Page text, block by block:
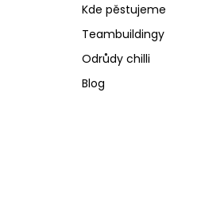
Kde pěstujeme
Teambuildingy
Odrůdy chilli
Blog